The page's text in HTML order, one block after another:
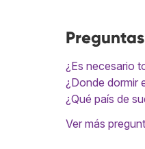
¿Es necesario
¿Donde dormir
¿Qué país de
Ver más